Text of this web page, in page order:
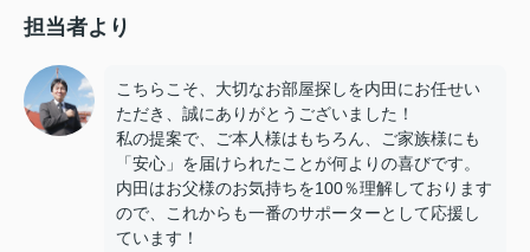
担当者より
こちらこそ、大切なお部屋探しを内田にお任せい
ただき、誠にありがとうございました！
私の提案で、ご本人様はもちろん、ご家族様にも
「安心」を届けられたことが何よりの喜びです。
内田はお父様のお気持ちを100％理解しております
ので、これからも一番のサポーターとして応援し
ています！